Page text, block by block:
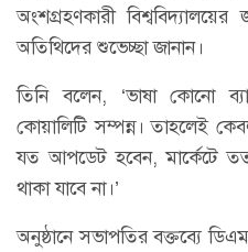
অংশগ্রহণকারী
অতিথিদের শুভেচ্ছা জানান।
তিনি বলেন, ‘ভাষা কোনো
কোয়ালিটি সম্পন্ন। তাহলেই
যত আপডেট হবেন, মার্কেটে
থাকা যাবে না।’
অনুষ্ঠানে সভাপতির বক্তব্যে